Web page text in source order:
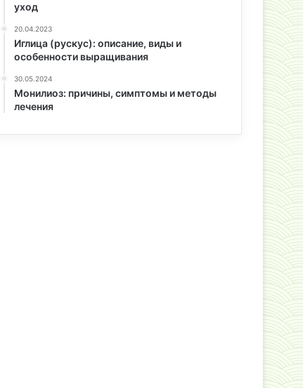
уход
20.04.2023
Иглица (рускус): описание, виды и
особенности выращивания
30.05.2024
Монилиоз: причины, симптомы и методы
лечения